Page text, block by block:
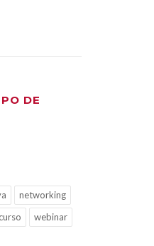
DE
networking
webinar